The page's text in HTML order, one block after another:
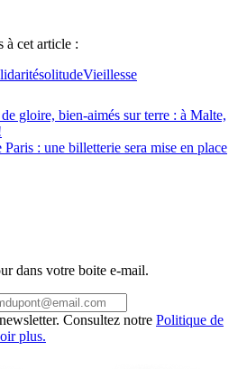
à cet article :
solitudeVieillesse
gloire, bien-aimés sur terre : à Malte,
: une billetterie sera mise en place
dans votre boite e-mail.
Consultez notre Politique de
plus.